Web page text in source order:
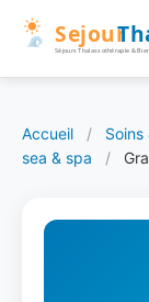
Accueil /
sea & spa
/